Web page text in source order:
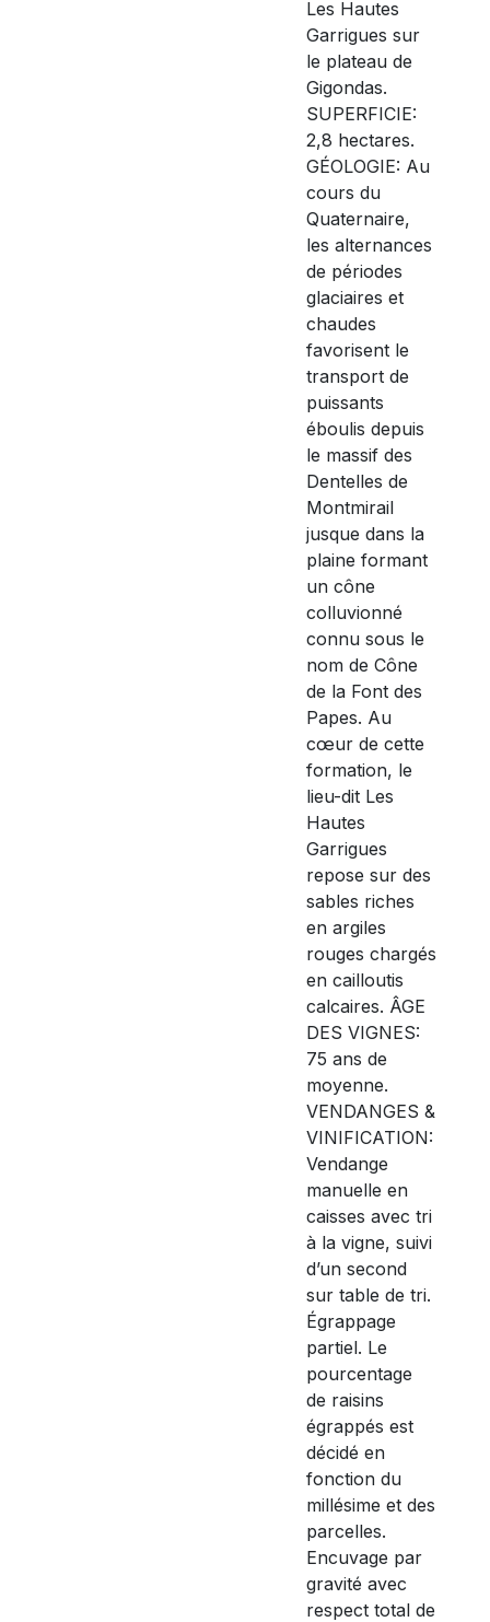
Les Hautes
Garrigues sur
le plateau de
Gigondas.
SUPERFICIE:
2,8 hectares.
GÉOLOGIE: Au
cours du
Quaternaire,
les alternances
de périodes
glaciaires et
chaudes
favorisent le
transport de
puissants
éboulis depuis
le massif des
Dentelles de
Montmirail
jusque dans la
plaine formant
un cône
colluvionné
connu sous le
nom de Cône
de la Font des
Papes. Au
cœur de cette
formation, le
lieu-dit Les
Hautes
Garrigues
repose sur des
sables riches
en argiles
rouges chargés
en cailloutis
calcaires. ÂGE
DES VIGNES:
75 ans de
moyenne.
VENDANGES &
VINIFICATION:
Vendange
manuelle en
caisses avec tri
à la vigne, suivi
d’un second
sur table de tri.
Égrappage
partiel. Le
pourcentage
de raisins
égrappés est
décidé en
fonction du
millésime et des
parcelles.
Encuvage par
gravité avec
respect total de